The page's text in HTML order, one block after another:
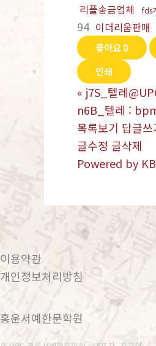
리플송금업체 fds
94 이더리움판매
좋아요0
인쇄
« j7S_텔레
n6B_텔레 :
목록보기 답글쓰
글수정 글삭제
Powered by
이용약관
개인정보처리방침
홍운서예한문학원